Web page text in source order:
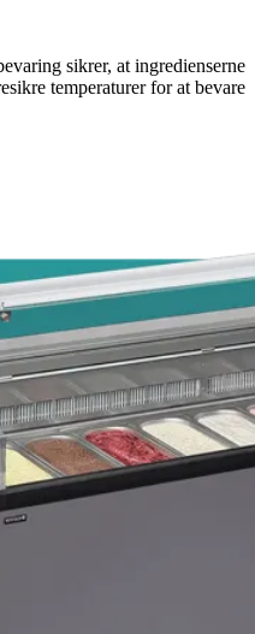
sikrer, at ingredienserne
temperaturer for at bevare